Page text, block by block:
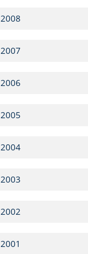
2008
2007
2006
2005
2004
2003
2002
2001